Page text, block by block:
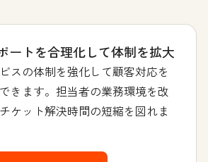
ートを合理化して体制を拡大
スの体制を強化して顧客対応を
きます。担当者の業務環境を改
ケット解決時間の短縮を図れま